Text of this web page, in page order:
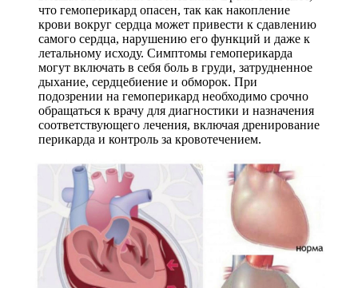
что гемоперикард опасен, так как накопление
крови вокруг сердца может привести к сдавлению
самого сердца, нарушению его функций и даже к
летальному исходу. Симптомы гемоперикарда
могут включать в себя боль в груди, затрудненное
дыхание, сердцебиение и обморок. При
подозрении на гемоперикард необходимо срочно
обращаться к врачу для диагностики и назначения
соответствующего лечения, включая дренирование
перикарда и контроль за кровотечением.